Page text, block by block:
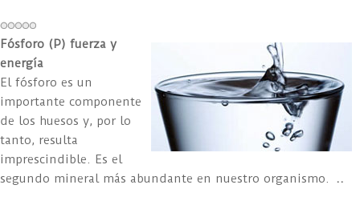
Fósforo (P) fuerza y
energía
El fósforo es un
importante componente
de los huesos y, por lo
tanto, resulta
imprescindible. Es el
segundo mineral más abundante en nuestro organismo. ..